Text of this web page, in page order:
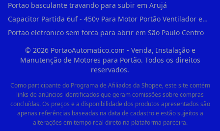
Portao basculante travando para subir em Arujá
Capacitor Partida 6uf - 450v Para Motor Portão Ventilador em Vila Madalena
Portao eletronico sem forca para abrir em São Paulo Centro
© 2026PortaoAutomatico.com - Venda, Instalação e
Manutenção de Motores para Portão. Todos os direitos
reservados.
Como participante do Programa de Afiliados da Shopee, este site contém
links de anúncios identificados que geram comissões sobre compras
concluídas. Os preços e a disponibilidade dos produtos apresentados são
apenas referências baseadas na data de cadastro e estão sujeitos a
alterações em tempo real direto na plataforma parceira.